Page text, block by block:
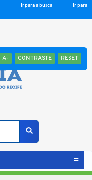
Ir para a busca
Ir para
A- CONTRASTE RESET
Buscar